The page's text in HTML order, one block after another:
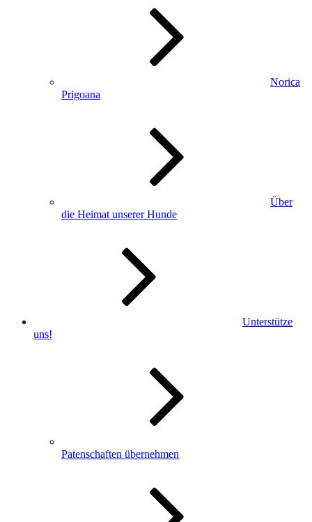
Norica
Prigoana
Über
die Heimat unserer Hunde
Unterstütze
uns!
Patenschaften übernehmen